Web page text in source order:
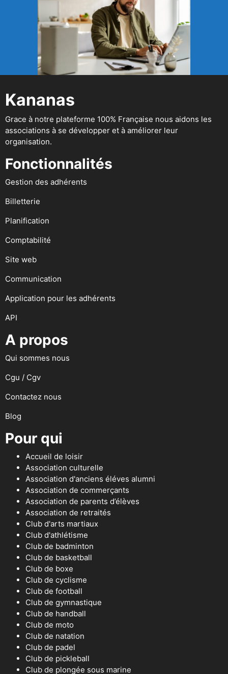
Kananas
Grace à notre plateforme 100% Française nous aidons les
associations à se développer et à améliorer leur
organisation.
Fonctionnalités
Gestion des adhérents
Billetterie
Planification
Comptabilité
Site web
Communication
Application pour les adhérents
API
A propos
Qui sommes nous
Cgu / Cgv
Contactez nous
Blog
Pour qui
Accueil de loisir
Association culturelle
Association d'anciens éléves alumni
Association de commerçants
Association de parents d’élèves
Association de retraités
Club d'arts martiaux
Club d'athlétisme
Club de badminton
Club de basketball
Club de boxe
Club de cyclisme
Club de football
Club de gymnastique
Club de handball
Club de moto
Club de natation
Club de padel
Club de pickleball
Club de plongée sous marine